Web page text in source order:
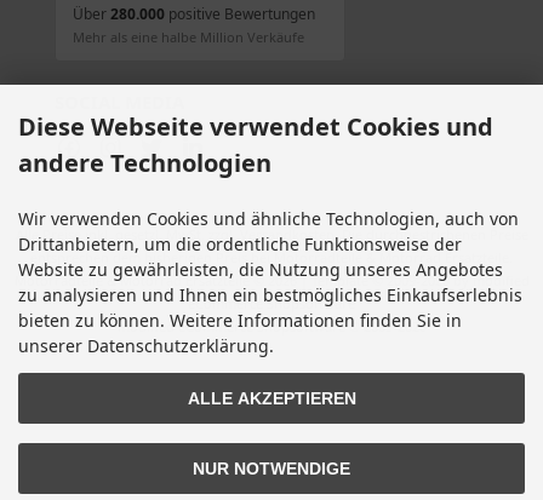
Über280.000positive Bewertungen
Mehr als eine halbe Million Verkäufe
Alle Preise inkl. gesetzl. MwSt. zzgl. Versandkosten . Die durchgestrichenen Preise
entsprechen dem bisherigen Preis bei Motorradteile & Motorrad Ersatzteile.
Motorradteile & Motorrad Ersatzteile © 2026 | Template © 2009-2026 by modified
eCommerce Shopsoftware
modified eCommerce Shopsoftware © 2009-2026
Diese Webseite verwendet Cookies und
andere Technologien
Wir verwenden Cookies und ähnliche Technologien, auch von
Drittanbietern, um die ordentliche Funktionsweise der
Website zu gewährleisten, die Nutzung unseres Angebotes
zu analysieren und Ihnen ein bestmögliches Einkaufserlebnis
bieten zu können. Weitere Informationen finden Sie in
unserer Datenschutzerklärung.
ALLE AKZEPTIEREN
NUR NOTWENDIGE